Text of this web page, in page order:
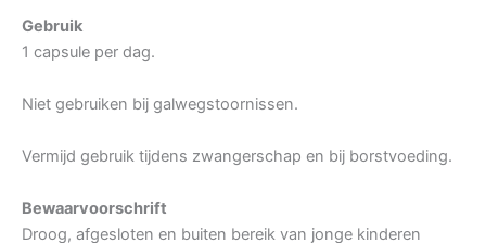
Gebruik
1 capsule per dag.
Niet gebruiken bij galwegstoornissen.
Vermijd gebruik tijdens zwangerschap en bij borstvoeding.
Bewaarvoorschrift
Droog, afgesloten en buiten bereik van jonge kinderen